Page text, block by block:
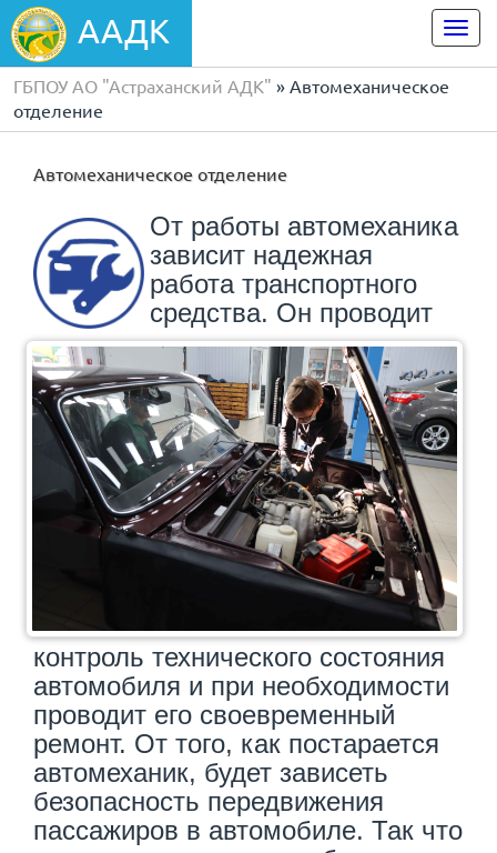
ААДК
ГБПОУ АО "Астраханский АДК" » Автомеханическое
отделение
Автомеханическое отделение
От работы автомеханика
зависит надежная
работа транспортного
средства. Он проводит
контроль технического состояния
автомобиля и при необходимости
проводит его своевременный
ремонт. От того, как постарается
автомеханик, будет зависеть
безопасность передвижения
пассажиров в автомобиле. Так что